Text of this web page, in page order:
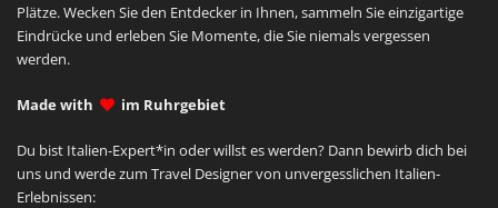
Plätze. Wecken Sie den Entdecker in Ihnen, sammeln Sie einzigartige
Eindrücke und erleben Sie Momente, die Sie niemals vergessen
werden.
Made with im Ruhrgebiet
Du bist Italien-Expert*in oder willst es werden? Dann bewirb dich bei
uns und werde zum Travel Designer von unvergesslichen Italien-
Erlebnissen: